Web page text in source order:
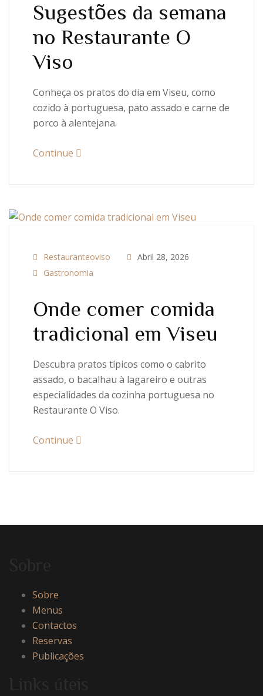
Sugestões da semana
no Restaurante O
Viso
Conheça os pratos do dia em Viseu, como
cozido à portuguesa, pato assado e carne de
porco à alentejana.
Continue
Restauranteoviso
Abril 28, 2026
Gastronomia
Onde comer comida
tradicional em Viseu
Descubra pratos típicos como o cabrito
assado, o bacalhau à lagareiro e outras
especialidades da cozinha portuguesa no
Restaurante O Viso.
Continue
Sobre
Menus
Contactos
Reservas
Publicações